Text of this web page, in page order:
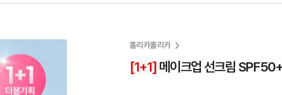
홀리카홀리카
[1+1]메이크업 선크림